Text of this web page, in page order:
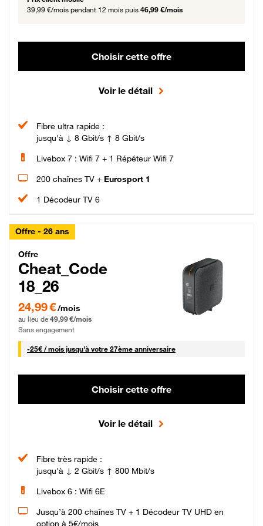
39,99 €/mois pendant 12 mois puis 46,99 €/mois
Choisir cette offre
Voir le détail
Fibre ultra rapide :
jusqu'à ↓ 8 Gbit/s ↑ 8 Gbit/s
Livebox 7 : Wifi 7 + 1 Répéteur Wifi 7
200 chaînes TV + Eurosport 1
1 Décodeur TV 6
Offre - 26 ans
Cheat_Code Fibre_18_26
Offre
Cheat_Code
18_26
24,99 € par mois pendant 0 mois puis 49,99 € par mois, Sans engagement
24,99 €/mois
au lieu de 49,99 €/mois
Sans engagement
-25€ / mois25 € par mois
jusqu'à votre 27ème anniversaire
Choisir cette offre
Voir le détail
Fibre très rapide :
jusqu'à ↓ 2 Gbit/s ↑ 800 Mbit/s
Livebox 6 : Wifi 6E
Jusqu’à 200 chaînes TV + 1 Décodeur TV UHD en
option à 5€/mois